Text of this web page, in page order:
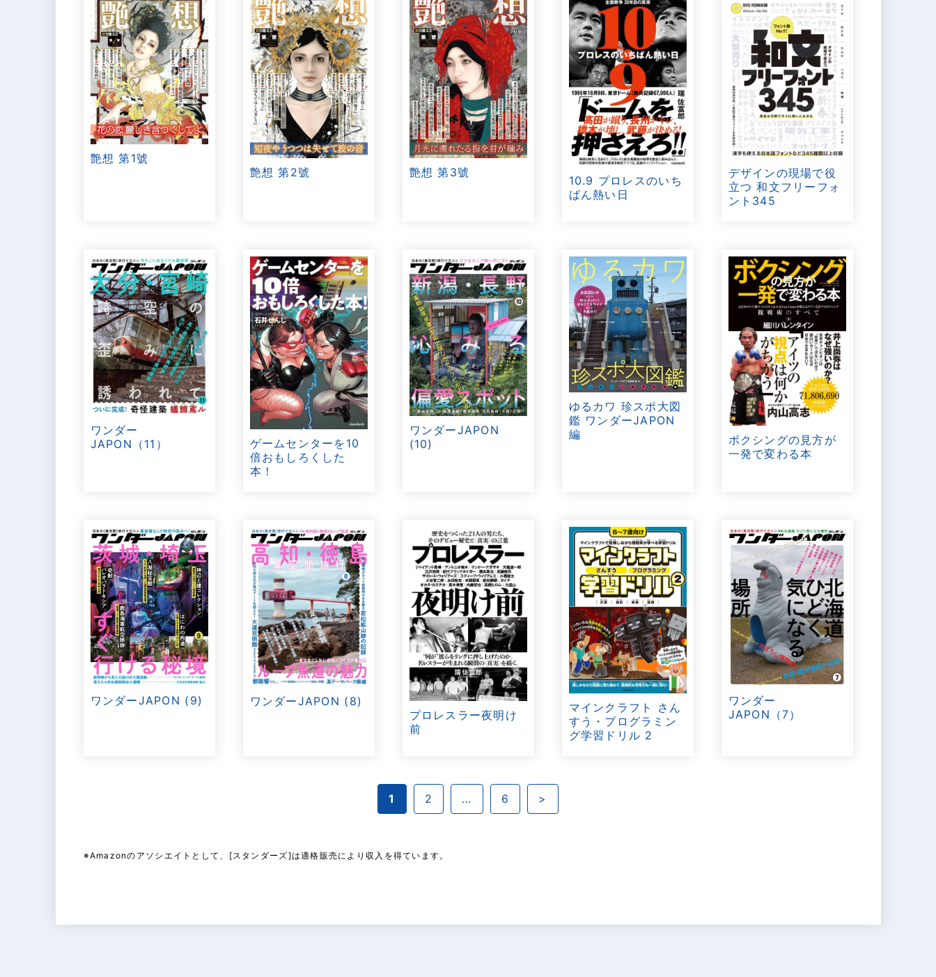
艶想 第1號
艶想 第2號
艶想 第3號
10.9 プロレスのいち
ばん熱い日
デザインの現場で役
立つ 和文フリーフォ
ント345
ワンダー
JAPON（11）
ゲームセンターを10
倍おもしろくした
本！
ワンダーJAPON
(10)
ゆるカワ 珍スポ大図
鑑 ワンダーJAPON
編
ボクシングの見方が
一発で変わる本
ワンダーJAPON (9)
ワンダーJAPON (8)
プロレスラー夜明け
前
マインクラフト さん
すう・プログラミン
グ学習ドリル 2
ワンダー
JAPON（7）
1 2 … 6 >
※Amazonのアソシエイトとして、[スタンダーズ]は適格販売により収入を得ています。